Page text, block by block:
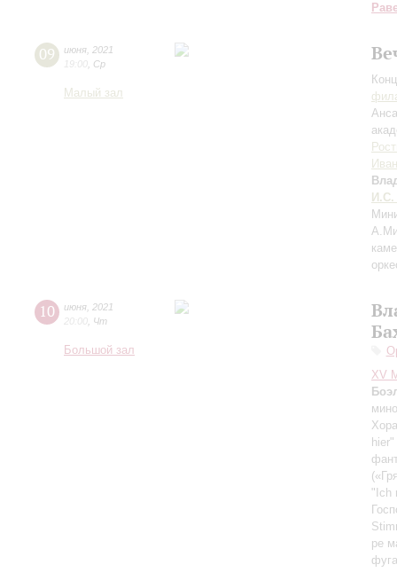
09 июня 2021
19:00 Ср
Малый зал
И.С.
10 июня 2021
20:00 Чт
Большой зал
XV
"Ich
ре